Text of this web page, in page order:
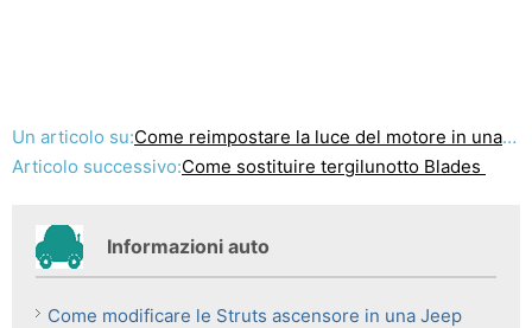
Un articolo su:Come reimpostare la luce del motore in una jeep
Articolo successivo:Come sostituire tergilunotto Blades
Informazioni auto
Come modificare le Struts ascensore in una Jeep